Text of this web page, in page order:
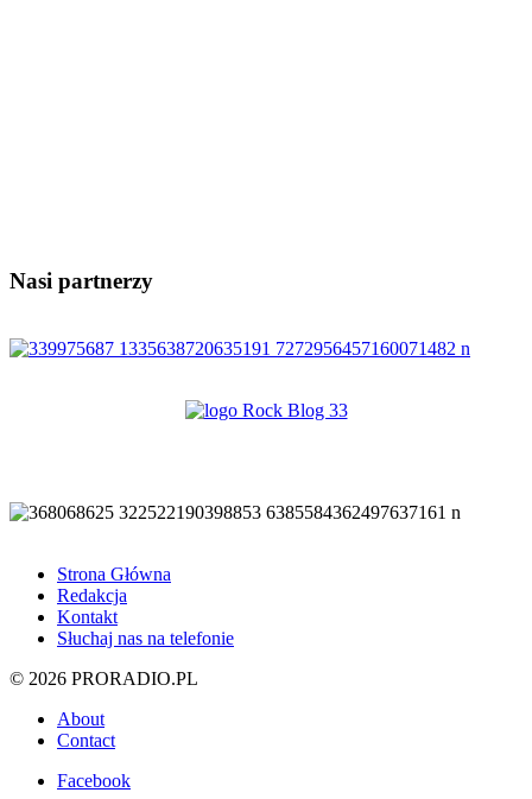
Nasi partnerzy
Strona Główna
Redakcja
Kontakt
Słuchaj nas na telefonie
© 2026 PRORADIO.PL
About
Contact
Facebook